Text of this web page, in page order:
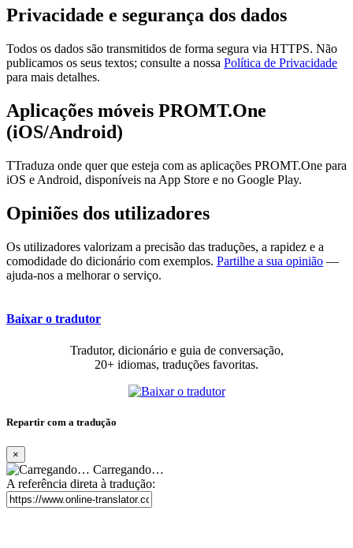
Privacidade e segurança dos dados
Todos os dados são transmitidos de forma segura via HTTPS. Não
publicamos os seus textos; consulte a nossa Política de Privacidade
para mais detalhes.
Aplicações móveis PROMT.One
(iOS/Android)
TTraduza onde quer que esteja com as aplicações PROMT.One para
iOS e Android, disponíveis na App Store e no Google Play.
Opiniões dos utilizadores
Os utilizadores valorizam a precisão das traduções, a rapidez e a
comodidade do dicionário com exemplos. Partilhe a sua opinião —
ajuda-nos a melhorar o serviço.
Baixar o tradutor
Tradutor, dicionário e guia de conversação,
20+ idiomas, traduções favoritas.
Repartir com a tradução
×
Carregando…
A referência direta à tradução: